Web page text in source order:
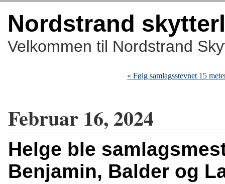
Nordstrand
Velkommen til Nordstrand
« Følg samlagsstevnet 15
Februar 16, 2024
Helge ble
Benjamin, Balder og